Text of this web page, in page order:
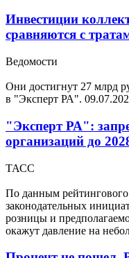
Инвестиции
сравняются с
Ведомости
Они достигнут 27 млрд
в "Эксперт РА".
"Эксперт РА":
организаций до
ТАСС
По данным рейтингового
законодательных
розницы и
окажут давление на